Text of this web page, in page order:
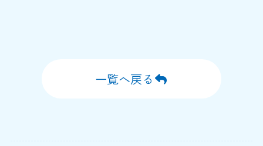
一覧へ戻る